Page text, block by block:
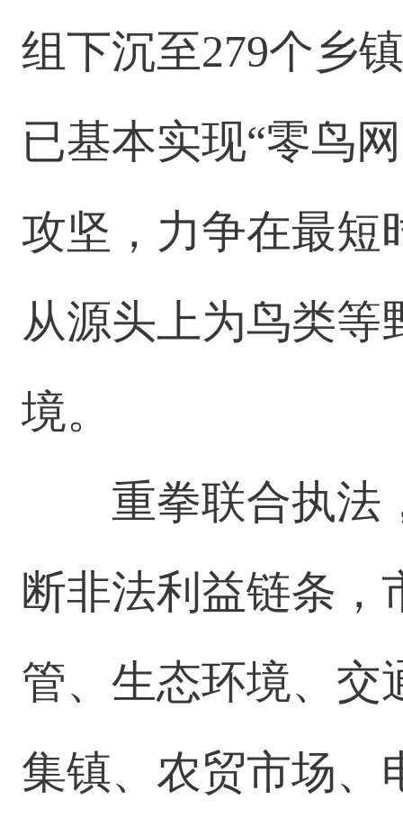
组下沉至279个乡
已基本实现“零鸟
攻坚，力争在最短
从源头上为鸟类等
境。
重拳联合执法
断非法利益链条，
管、生态环境、交
集镇、农贸市场、